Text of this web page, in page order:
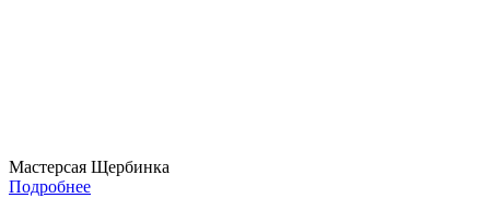
Мастерсая Щербинка
Подробнее